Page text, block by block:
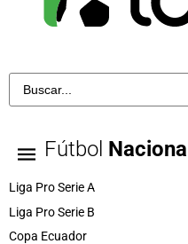
Fútbol Nacional
Liga Pro Serie A
Liga Pro Serie B
Copa Ecuador